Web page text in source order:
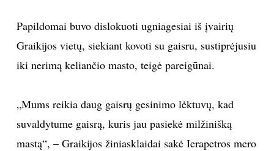
INTERJERAS
NAMAI
RECEPTAI
Papildomai buvo dislokuoti ugniagesiai iš įvairių
Graikijos vietų, siekiant kovoti su gaisru, sustiprėjusiu
iki nerimą keliančio masto, teigė pareigūnai.
„Mums reikia daug gaisrų gesinimo lėktuvų, kad
suvaldytume gaisrą, kuris jau pasiekė milžinišką
mastą“, – Graikijos žiniasklaidai sakė Ierapetros mero